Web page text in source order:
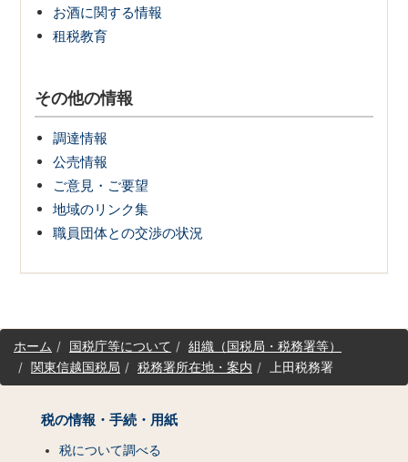
お酒に関する情報
租税教育
その他の情報
調達情報
公売情報
ご意見・ご要望
地域のリンク集
職員団体との交渉の状況
サ
イホーム 国税庁等について
組織（国税局・税務署等）
関東信越国税局
税務署所在地・案内 上田税務署
税の情報・手続・用紙
税について調べる